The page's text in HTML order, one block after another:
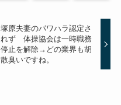
塚原夫妻のパワハラ認定さ
れず 体操協会は一時職務
停止を解除→どの業界も胡
散臭いですね。